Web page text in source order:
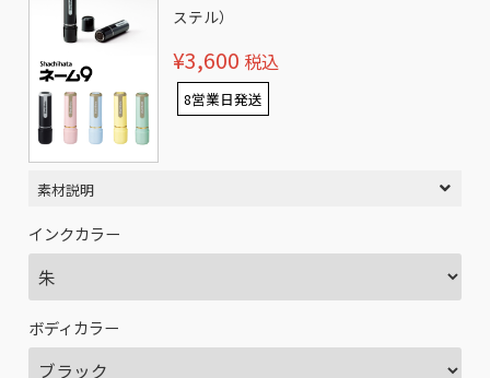
ステル）
¥3,600 税込
8営業日発送
素材説明
インクカラー
ボディカラー